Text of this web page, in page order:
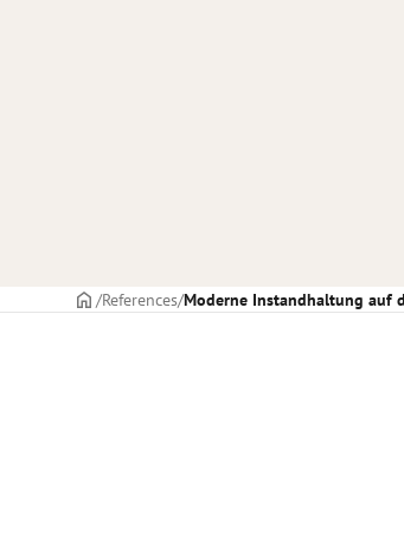
TITELSEITE
References Moderne Instandhaltung auf